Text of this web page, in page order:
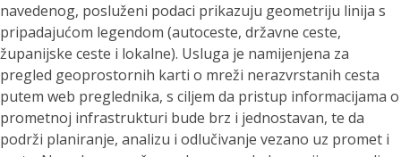
navedenog, posluženi podaci prikazuju geometriju linija s
pripadajućom legendom (autoceste, državne ceste,
županijske ceste i lokalne). Usluga je namijenjena za
pregled geoprostornih karti o mreži nerazvrstanih cesta
putem web preglednika, s ciljem da pristup informacijama o
prometnoj infrastrukturi bude brz i jednostavan, te da
podrži planiranje, analizu i odlučivanje vezano uz promet i